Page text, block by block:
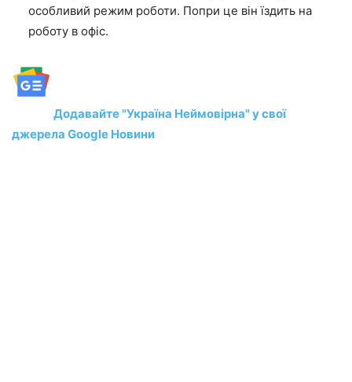
особливий режим роботи. Попри це він їздить на
роботу в офіс.
Додавайте "Україна Неймовірна" у свої
джерела Google Новини